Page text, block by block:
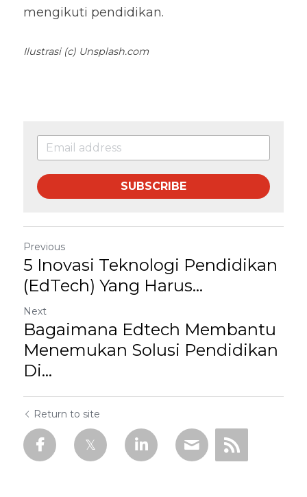
mengikuti pendidikan.
Ilustrasi (c) Unsplash.com
SUBSCRIBE
Previous
5 Inovasi Teknologi Pendidikan
(EdTech) Yang Harus...
Next
Bagaimana Edtech Membantu
Menemukan Solusi Pendidikan
Di...
Return to site